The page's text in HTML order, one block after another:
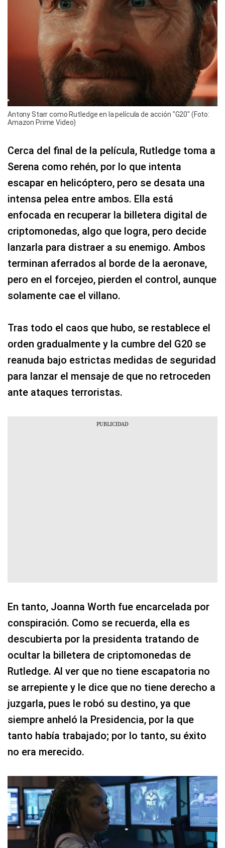
Antony Starr como Rutledge en la película de acción "G20" (Foto:
Amazon Prime Video)
Cerca del final de la película, Rutledge toma a
Serena como rehén, por lo que intenta
escapar en helicóptero, pero se desata una
intensa pelea entre ambos. Ella está
enfocada en recuperar la billetera digital de
criptomonedas, algo que logra, pero decide
lanzarla para distraer a su enemigo. Ambos
terminan aferrados al borde de la aeronave,
pero en el forcejeo, pierden el control, aunque
solamente cae el villano.
Tras todo el caos que hubo, se restablece el
orden gradualmente y la cumbre del G20 se
reanuda bajo estrictas medidas de seguridad
para lanzar el mensaje de que no retroceden
ante ataques terroristas.
En tanto, Joanna Worth fue encarcelada por
conspiración. Como se recuerda, ella es
descubierta por la presidenta tratando de
ocultar la billetera de criptomonedas de
Rutledge. Al ver que no tiene escapatoria no
se arrepiente y le dice que no tiene derecho a
juzgarla, pues le robó su destino, ya que
siempre anheló la Presidencia, por la que
tanto había trabajado; por lo tanto, su éxito
no era merecido.